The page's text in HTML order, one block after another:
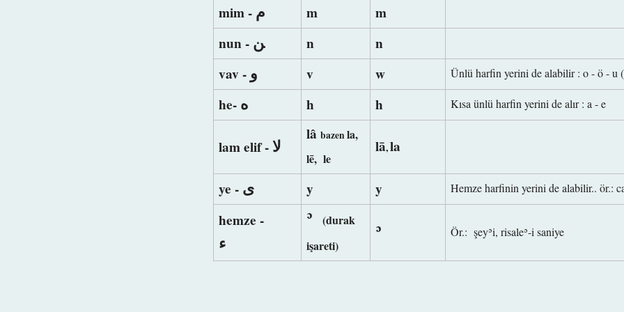
mim - ﻡ m
m
nun - ﻦ n
n
vav - ﻭ v w Ünlü harfin yerini de alabilir : o - ö - u
he- ﻩ h h Kısa ünlü harfin yerini de alır : a - e
lam elif -ﻻ
lâbazenla,
lē,le
lā,la
ye - ﻯ y y Hemze harfinin yerini de alabilir.. ör.:
hemze -
ﺀ
ʾ(durak
işareti)
ʾ Ör.: şeyʾi, risaleʾ-i saniye